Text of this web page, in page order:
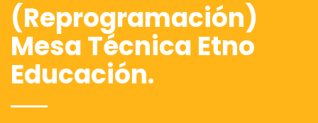
(Reprogramación)
Mesa Técnica Etno
Educación.